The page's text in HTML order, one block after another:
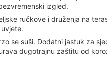
izgled.
ručkove i druženja na
se suši. Dodatni jastuk za
dugotrajnu zaštitu od